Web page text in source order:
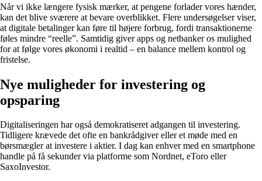
Når vi ikke længere fysisk mærker, at pengene forlader vores hænder,
kan det blive sværere at bevare overblikket. Flere undersøgelser viser,
at digitale betalinger kan føre til højere forbrug, fordi transaktionerne
føles mindre “reelle”. Samtidig giver apps og netbanker os mulighed
for at følge vores økonomi i realtid – en balance mellem kontrol og
fristelse.
Nye muligheder for investering og
opsparing
Digitaliseringen har også demokratiseret adgangen til investering.
Tidligere krævede det ofte en bankrådgiver eller et møde med en
børsmægler at investere i aktier. I dag kan enhver med en smartphone
handle på få sekunder via platforme som Nordnet, eToro eller
SaxoInvestor.